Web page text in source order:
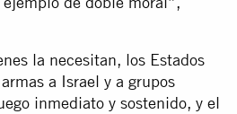
la necesitan, los Estados
a Israel y a grupos
inmediato y sostenido, y el